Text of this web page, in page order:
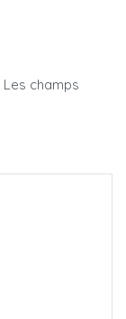
Les champs